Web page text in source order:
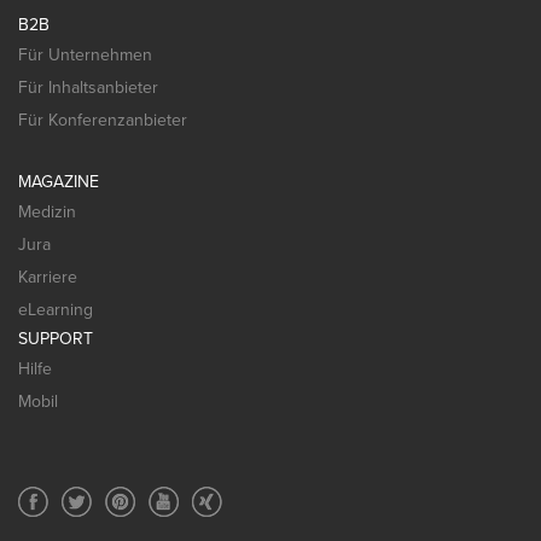
B2B
Für Unternehmen
Für Inhaltsanbieter
Für Konferenzanbieter
MAGAZINE
Medizin
Jura
Karriere
eLearning
SUPPORT
Hilfe
Mobil